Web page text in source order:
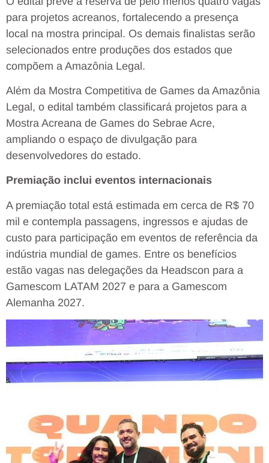
para projetos acreanos, fortalecendo a presença
local na mostra principal. Os demais finalistas serão
selecionados entre produções dos estados que
compõem a Amazônia Legal.
Além da Mostra Competitiva de Games da Amazônia
Legal, o edital também classificará projetos para a
Mostra Acreana de Games do Sebrae Acre,
ampliando o espaço de divulgação para
desenvolvedores do estado.
Premiação inclui eventos internacionais
A premiação total está estimada em cerca de R$ 70
mil e contempla passagens, ingressos e ajudas de
custo para participação em eventos de referência da
indústria mundial de games. Entre os benefícios
estão vagas nas delegações da Headscon para a
Gamescom LATAM 2027 e para a Gamescom
Alemanha 2027.